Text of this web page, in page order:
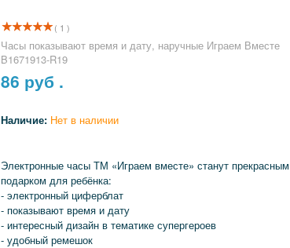
( 1 )
Часы показывают время и дату, наручные Играем Вместе
B1671913-R19
86 руб .
Наличие: Нет в наличии
Электронные часы ТМ «Играем вместе» станут прекрасным
подарком для ребёнка:
- электронный циферблат
- показывают время и дату
- интересный дизайн в тематике супергероев
- удобный ремешок